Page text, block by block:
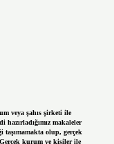
veya şahıs şirketi ile
hazırladığımız makaleler
olup, gerçek
kurum ve kişiler ile